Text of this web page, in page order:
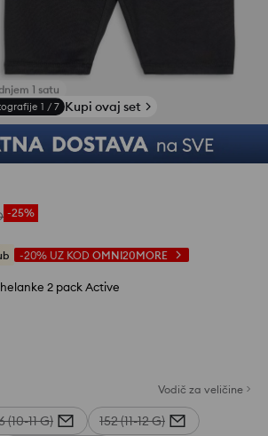
1 / 7 Kupi ovaj set
-25%
-20% UZ KOD OMNI20MORE
2 pack Active
Vodič za veličine
(10-11 G)
152 (11-12 G)